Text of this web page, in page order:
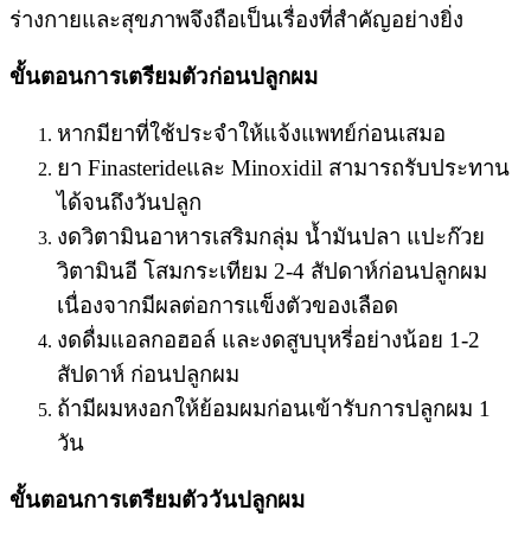
ร่างกายและสุขภาพจึงถือเป็นเรื่องที่สำคัญอย่างยิ่ง
ขั้นตอนการเตรียมตัวก่อนปลูกผม
หากมียาที่ใช้ประจำให้แจ้งแพทย์ก่อนเสมอ
ยา Finasterideและ Minoxidil สามารถรับประทาน
ได้จนถึงวันปลูก
งดวิตามินอาหารเสริมกลุ่ม น้ำมันปลา แปะก๊วย
วิตามินอี โสมกระเทียม 2-4 สัปดาห์ก่อนปลูกผม
เนื่องจากมีผลต่อการแข็งตัวของเลือด
งดดื่มแอลกอฮอล์ และงดสูบบุหรี่อย่างน้อย 1-2
สัปดาห์ ก่อนปลูกผม
ถ้ามีผมหงอกให้ย้อมผมก่อนเข้ารับการปลูกผม 1
วัน
ขั้นตอนการเตรียมตัววันปลูกผม